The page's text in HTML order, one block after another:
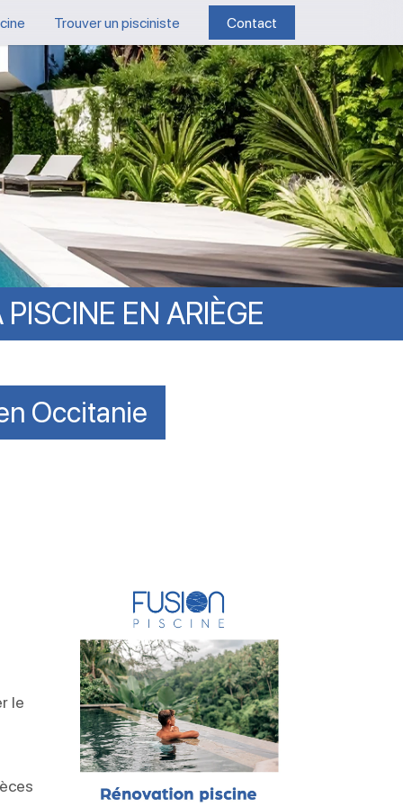
Trouver un pisciniste Contact
PISCINE EN ARIÈGE
Occitanie
le